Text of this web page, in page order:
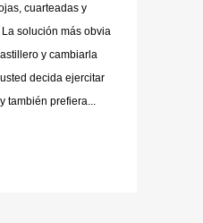
cuarteadas y
solución más obvia
y cambiarla
decida ejercitar
también prefiera...